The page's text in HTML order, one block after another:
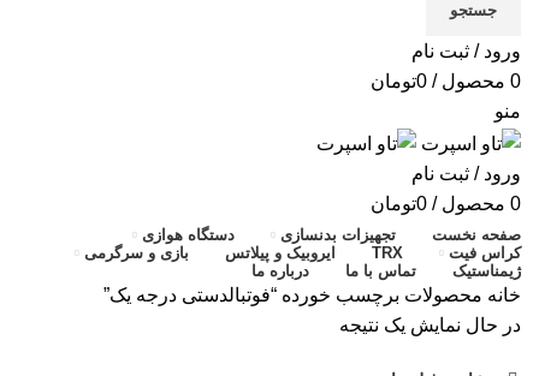
جستجو
ورود / ثبت نام
0 محصول / تومان0
منو
ورود / ثبت نام
0 محصول / تومان0
صفحه نخست تجهیزات بدنسازی
دستگاه هوازی
کراس فیت
TRX ایروبیک و پیلاتس
بازی و سرگرمی
ژیمناستیک
تماس با ما درباره ما
خانه محصولات برچسب خورده “فوتبالدستی درجه یک”
در حال نمایش یک نتیجه